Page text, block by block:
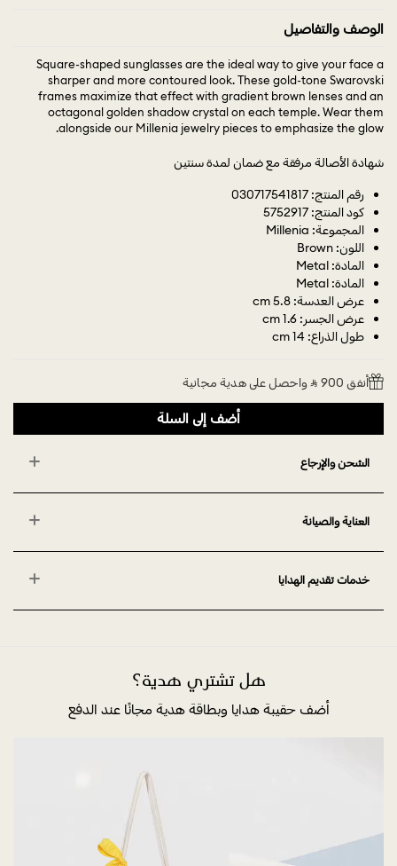
الوصف والتفاصيل
Square-shaped sunglasses are the ideal way to give your face a
sharper and more contoured look. These gold-tone Swarovski
frames maximize that effect with gradient brown lenses and an
octagonal golden shadow crystal on each temple. Wear them
alongside our Millenia jewelry pieces to emphasize the glow.
شهادة الأصالة مرفقة مع ضمان لمدة سنتين
رقم المنتج: 030717541817
كود المنتج: 5752917
المجموعة: Millenia
اللون: Brown
المادة: Metal
المادة: Metal
عرض العدسة: 5.8 cm
عرض الجسر: 1.6 cm
طول الذراع: 14 cm
أنفق 900 ⃁ واحصل على هدية مجانية
أضف إلى السلة
الشحن والإرجاع
العناية والصيانة
خدمات تقديم الهدايا
هل تشتري هدية؟
أضف حقيبة هدايا وبطاقة هدية مجانًا عند الدفع